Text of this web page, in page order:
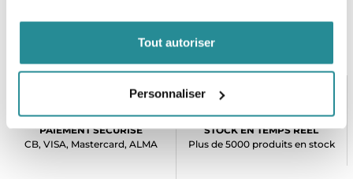
Tout autoriser
Personnaliser
PAIEMENT SÉCURISÉ
CB, VISA, Mastercard, ALMA
STOCK EN TEMPS RÉEL
Plus de 5000 produits en stock